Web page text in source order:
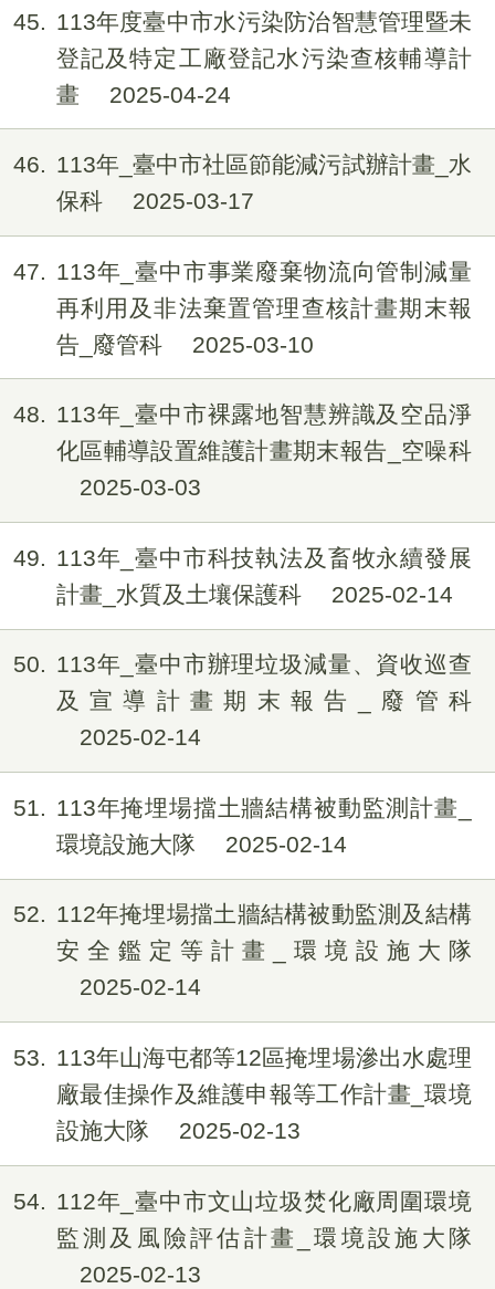
45
113年度臺中市水污染防治智慧管理暨未
登記及特定工廠登記水污染查核輔導計
畫
2025-04-24
46
113年_臺中市社區節能減污試辦計畫_水
保科
2025-03-17
47
113年_臺中市事業廢棄物流向管制減量
再利用及非法棄置管理查核計畫期末報
告_廢管科
2025-03-10
48
113年_臺中市裸露地智慧辨識及空品淨
化區輔導設置維護計畫期末報告_空噪科
2025-03-03
49
113年_臺中市科技執法及畜牧永續發展
計畫_水質及土壤保護科
2025-02-14
50
113年_臺中市辦理垃圾減量、資收巡查
及宣導計畫期末報告_廢管科
2025-02-14
51
113年掩埋場擋土牆結構被動監測計畫_
環境設施大隊
2025-02-14
52
112年掩埋場擋土牆結構被動監測及結構
安全鑑定等計畫_環境設施大隊
2025-02-14
53
113年山海屯都等12區掩埋場滲出水處理
廠最佳操作及維護申報等工作計畫_環境
設施大隊
2025-02-13
54
112年_臺中市文山垃圾焚化廠周圍環境
監測及風險評估計畫_環境設施大隊
2025-02-13